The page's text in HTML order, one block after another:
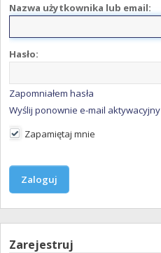
Nazwa użytkownika lub email:
Hasło:
Zapomniałem hasła
Wyślij ponownie e-mail aktywacyjny
Zapamiętaj mnie
Zarejestruj